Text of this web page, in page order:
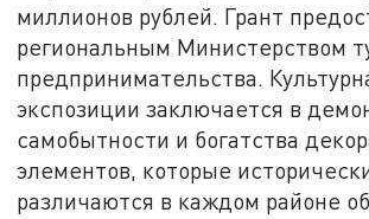
миллионов рублей. Грант
региональным Министерством
предпринимательства.
экспозиции заключается в
самобытности и богатства
элементов, которые
различаются в каждом районе